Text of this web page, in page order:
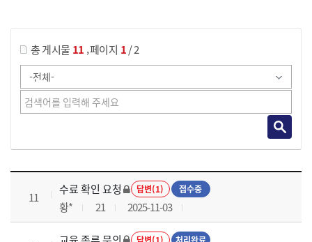
총 게시물 11 ,페이지 1/ 2
재무결산실무 과정 목록 으로 번호, 제목, 작성자, 조회수, 등록 일로 나열 되고 있습니다.
11
수료 확인 요청 답변(1) 접수중
황* 21 2025-11-03
답변(1) 처리완료